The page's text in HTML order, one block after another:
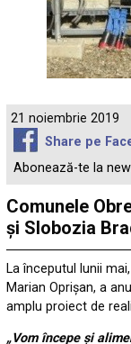
21 noiembrie 2019
Share pe
Abonează-te la
Comunele
și Slobozia
La începutul lunii
Marian Oprișan, a
amplu proiect de
„Vom începe și